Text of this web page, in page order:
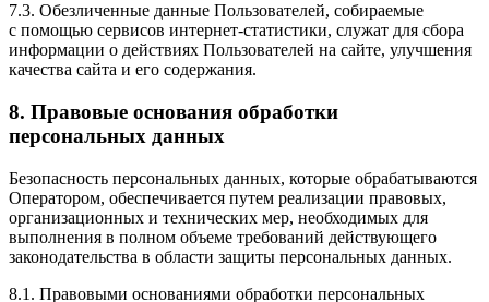
7.3. Обезличенные данные Пользователей, собираемые
с помощью сервисов интернет-статистики, служат для сбора
информации о действиях Пользователей на сайте, улучшения
качества сайта и его содержания.
8. Правовые основания обработки
персональных данных
Безопасность персональных данных, которые обрабатываются
Оператором, обеспечивается путем реализации правовых,
организационных и технических мер, необходимых для
выполнения в полном объеме требований действующего
законодательства в области защиты персональных данных.
8.1. Правовыми основаниями обработки персональных